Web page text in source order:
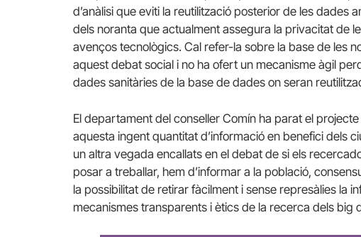
d’anàlisi que eviti la reutilització posterior de les dades
dels noranta que actualment assegura la privacitat de
avenços tecnològics. Cal refer-la sobre la base de les
aquest debat social i no ha ofert un mecanisme àgil
dades sanitàries de la base de dades on seran
El departament del conseller Comín ha parat el
aquesta ingent quantitat d’informació en benefici dels
un altra vegada encallats en el debat de si els
posar a treballar, hem d’informar a la població,
la possibilitat de retirar fàcilment i sense represàlies la
mecanismes transparents i ètics de la recerca dels big